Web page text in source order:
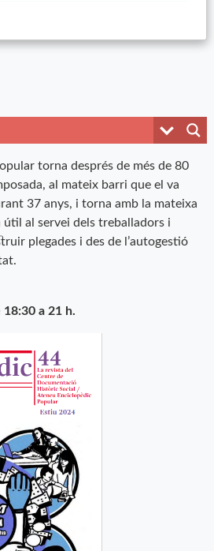
torna després de més de 80
al mateix barri que el va
37 anys, i torna amb la mateixa
al servei dels treballadors i
plegades i des de l’autogestió
18:30 a 21 h.